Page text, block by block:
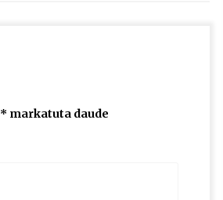
* markatuta daude